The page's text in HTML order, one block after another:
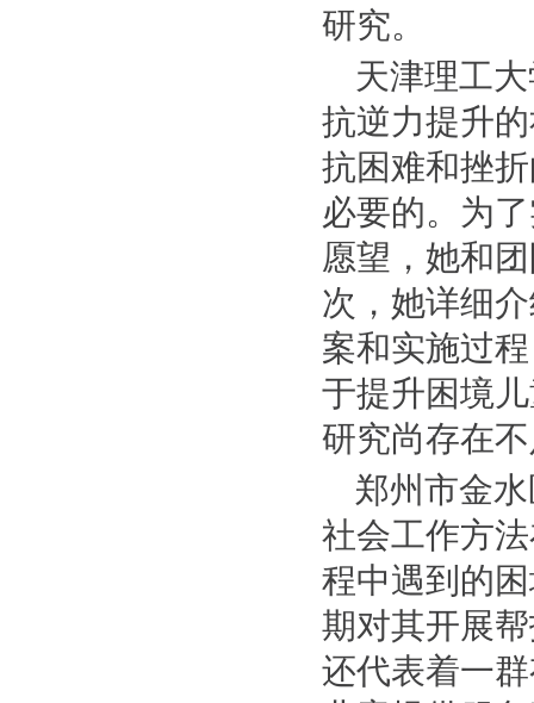
研究。
天津理工
抗逆力提升
抗困难和挫
必要的。为
愿望，她和
次，她详细
案和实施过
于提升困境
研究尚存在
郑州市金
社会工作方
程中遇到的
期对其开展
还代表着一